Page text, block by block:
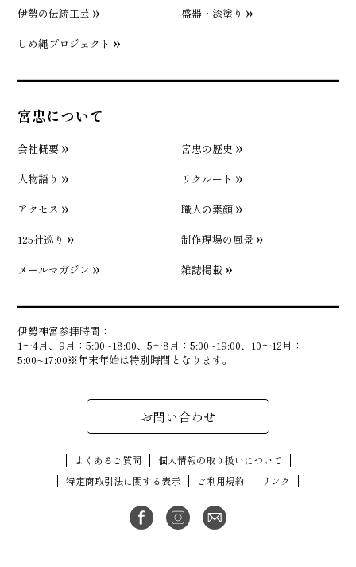
伊勢の伝統工芸
盛器・漆塗り
しめ縄プロジェクト
宮忠について
会社概要
宮忠の歴史
人物語り
リクルート
アクセス
職人の素顔
125社巡り
制作現場の風景
メールマガジン
雑誌掲載
伊勢神宮参拝時間：
1〜4月、9月：5:00~18:00、5〜8月：5:00~19:00、10〜12月：
5:00~17:00※年末年始は特別時間となります。
お問い合わせ
よくあるご質問
個人情報の取り扱いについて
特定商取引法に関する表示
ご利用規約 リンク